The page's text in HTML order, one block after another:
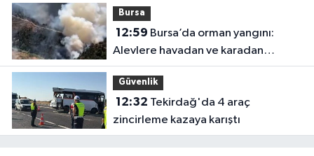
Bursa
12:59
Alevlere havadan ve karadan
müdahale
Güvenlik
12:32
zincirleme kazaya karıştı